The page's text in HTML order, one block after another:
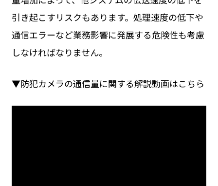
引き起こすリスクもあります。処理速度の低下や
通信エラーなど業務影響に発展する危険性も考慮
しなければなりません。
▼防犯カメラの通信量に関する解説動画はこちら